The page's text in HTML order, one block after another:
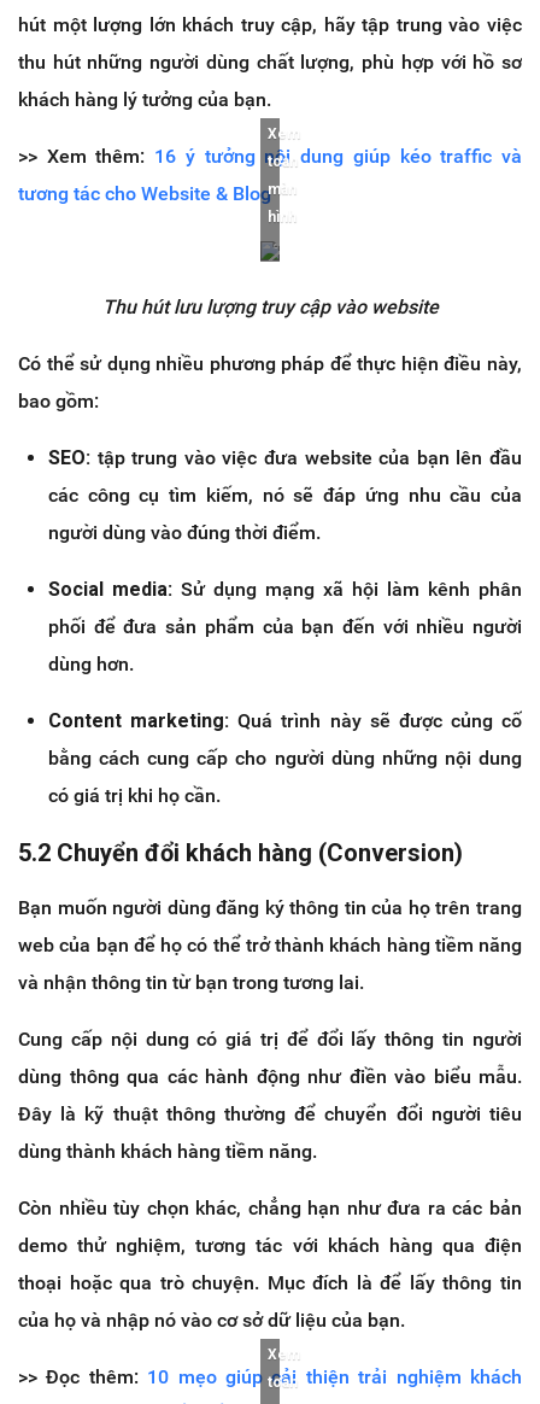
hút một lượng lớn khách truy cập, hãy tập trung vào việc
thu hút những người dùng chất lượng, phù hợp với hồ sơ
khách hàng lý tưởng của bạn.
>> Xem thêm: 16 ý tưởng nội dung giúp kéo traffic và
tương tác cho Website & Blog
Xem
toàn
màn
hình
Thu hút lưu lượng truy cập vào website
Có thể sử dụng nhiều phương pháp để thực hiện điều này,
bao gồm:
SEO: tập trung vào việc đưa website của bạn lên đầu
các công cụ tìm kiếm, nó sẽ đáp ứng nhu cầu của
người dùng vào đúng thời điểm.
Social media: Sử dụng mạng xã hội làm kênh phân
phối để đưa sản phẩm của bạn đến với nhiều người
dùng hơn.
Content marketing:Quá trình này sẽ được củng cố
bằng cách cung cấp cho người dùng những nội dung
có giá trị khi họ cần.
5.2 Chuyển đổi khách hàng (Conversion)
Bạn muốn người dùng đăng ký thông tin của họ trên trang
web của bạn để họ có thể trở thành khách hàng tiềm năng
và nhận thông tin từ bạn trong tương lai.
Cung cấp nội dung có giá trị để đổi lấy thông tin người
dùng thông qua các hành động như điền vào biểu mẫu.
Đây là kỹ thuật thông thường để chuyển đổi người tiêu
dùng thành khách hàng tiềm năng.
Còn nhiều tùy chọn khác, chẳng hạn như đưa ra các bản
demo thử nghiệm, tương tác với khách hàng qua điện
thoại hoặc qua trò chuyện. Mục đích là để lấy thông tin
của họ và nhập nó vào cơ sở dữ liệu của bạn.
>> Đọc thêm: 10 mẹo giúp cải thiện trải nghiệm khách
Xem
toàn